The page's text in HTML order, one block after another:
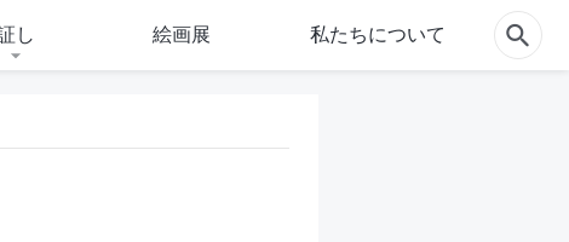
し 絵画展 私たちについて